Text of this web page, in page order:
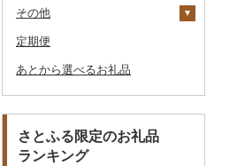
その他漬物
魚
ジャム
その他缶詰・瓶詰
燻製（スモーク）
おせち
その他加工品
ごま油
その他調味料
ケチャップ
こしょう
その他調味料
その他家電
券
GDOふるさとゴルフ
プレークーポン
花火大会チケット
カタログギフト
タオルケット
ノート・ファイル
その他文房具
グラス・カップ
箸
スプーン・フォーク・
ナイフ
皿・椀
キッチン用品
フライパン
鍋
まな板
土鍋
日用品
洗剤
トイレットペーパー
ティッシュ
その他日用品
楽器・器材
本・CD・DVD
おもちゃ・ぬいぐるみ
ご当地キャラクター
その他ゴルフ
その他スポーツ
その他スポーツ
その他スキンケア
入浴剤
アロマ
プロテイン
その他美容
ツケース
その他鞄・バッグ
女性・レディース
子供・ベビー
その他洋服
和服
靴・履物
靴・シューズ
スリッパ・下駄・草履
その他靴・履物
アクセサリー
ペンダント・ネックレ
ス
ピアス・イヤリング
その他服飾小物
ショール・ストール
本場奄美大島紬
陶器・漆器
唐津焼
備前焼
美濃焼
村上木彫堆朱
その他装飾品・工芸品
数珠
工芸品
播州そろばん
美濃和紙
観葉植物・苗木
花
胡蝶蘭
造花・プリザーブドフ
ラワー
その他花
盆栽・その他
その他
地域サービス
その他
定期便
あとから選べるお礼品
さとふる限定のお礼品
ランキング